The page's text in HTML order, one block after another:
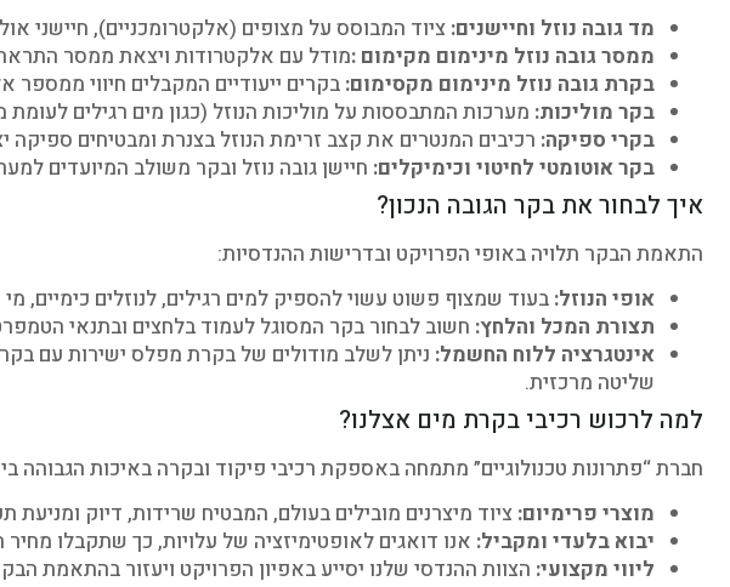
מד גובה נוזל וחיישנים: ציוד המבוסס על מצופים (אלקטרומכניים), חיישני
ממסר גובה נוזל מינימום מקימום :מודל עם אלקטרודות ויצאת ממסר
בקרת גובה נוזל מינימום מקסימום: בקרים ייעודיים המקבלים חיווי
בקר מוליכות: מערכות המתבססות על מוליכות הנוזל (כגון מים רגילים
בקרי ספיקה: רכיבים המנטרים את קצב זרימת הנוזל בצנרת ומבטיחים ספיקה
בקר אוטומטי לחיטוי וכימיקלים: חיישן גובה נוזל ובקר משולב המיועדים
איך לבחור את בקר הגובה הנכון?
התאמת הבקר תלויה באופי הפרויקט ובדרישות ההנדסיות:
אופי הנוזל: בעוד שמצוף פשוט עשוי להספיק למים רגילים, לנוזלים כימיים,
תצורת המכל והלחץ: חשוב לבחור בקר המסוגל לעמוד בלחצים ובתנאי
אינטגרציה ללוח החשמל:
שליטה מרכזית.
למה לרכוש רכיבי בקרת מים אצלנו?
חברת “פתרונות טכנולוגיים” מתמחה באספקת רכיבי פיקוד ובקרה באיכות הגבוהה
מוצרי פרימיום: ציוד מיצרנים מובילים בעולם, המבטיח שרידות, דיוק
יבוא בלעדי ומקביל: אנו דואגים לאופטימיזציה של עלויות, כך שתקבלו מחיר
ליווי מקצועי: הצוות ההנדסי שלנו יסייע באפיון הפרויקט ויעזור בהתאמת